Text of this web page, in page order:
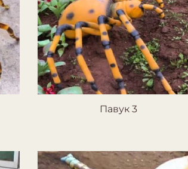
Павук 3